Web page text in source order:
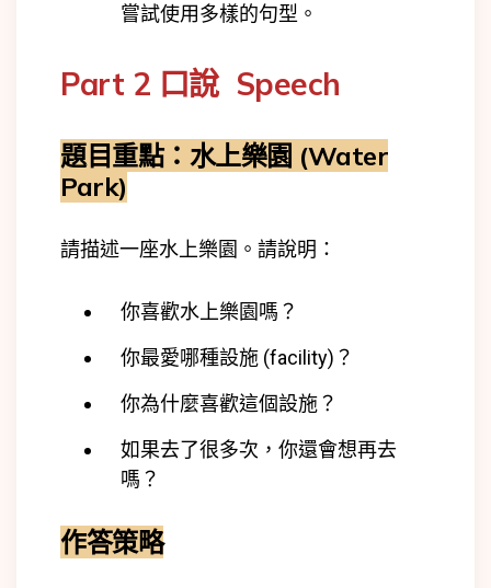
嘗試使用多樣的句型。
Part 2 口說 Speech
題目重點：水上樂園 (Water
Park)
請描述一座水上樂園。 請說明：
你喜歡水上樂園嗎？
你最愛哪種設施 (facility)？
你為什麼喜歡這個設施？
如果去了很多次，你還會想再去
嗎？
作答策略